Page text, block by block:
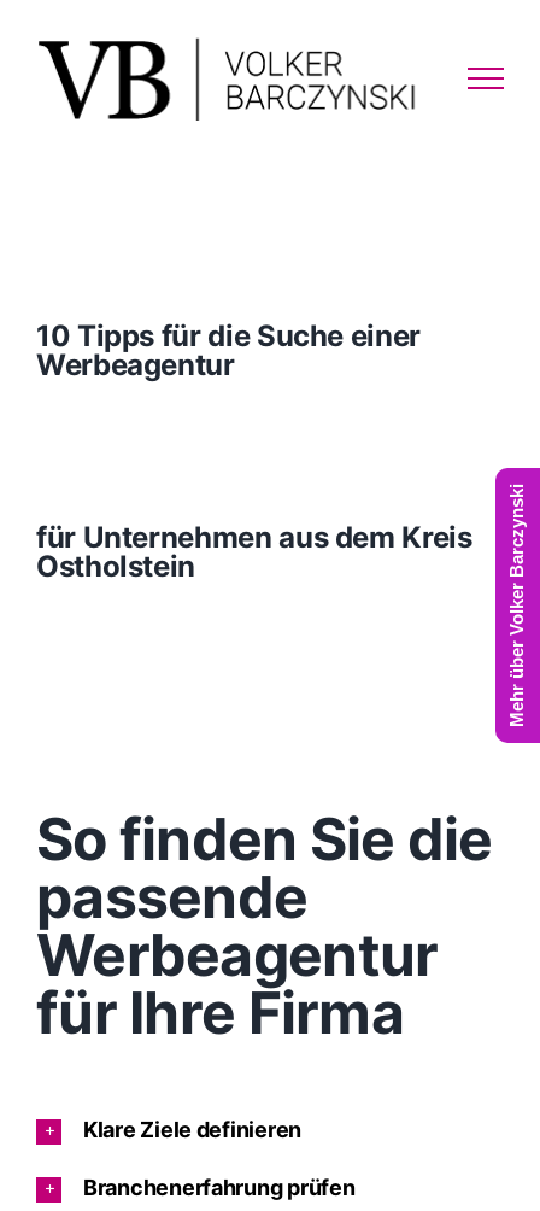
content
10 Tipps für die Suche einer
Werbeagentur
für Unternehmen aus dem Kreis
Ostholstein
So finden Sie die
passende
Werbeagentur
für Ihre Firma
Klare Ziele definieren
Branchenerfahrung prüfen
Mehr über Volker Barczynski